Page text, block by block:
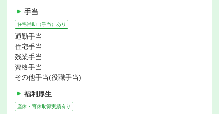
手当
住宅補助（手当）あり
通勤手当
住宅手当
残業手当
資格手当
その他手当(役職手当)
福利厚生
産休・育休取得実績有り